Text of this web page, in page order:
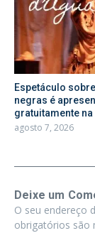
Espetáculo
negras é
gratuitamente na
agosto 7, 2026
Deixe um
O seu endereço
obrigatórios são